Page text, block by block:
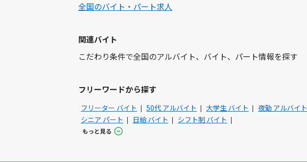
全国のバイト・パート求人
関連バイト
こだわり条件で全国のアルバイト、バイト、パート情報を探す
フリーワードから探す
フリーター バイト 50代 アルバイト 大学生 バイト 夜勤 アルバイト
シニア パート
日給 バイト シフト制 バイト
もっと見る